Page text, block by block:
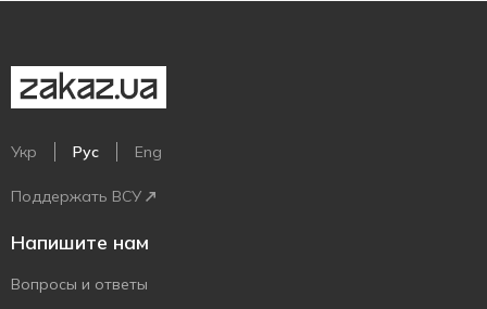
Укр Рус Eng
Поддержать ВСУ
Напишите нам
Вопросы и ответы